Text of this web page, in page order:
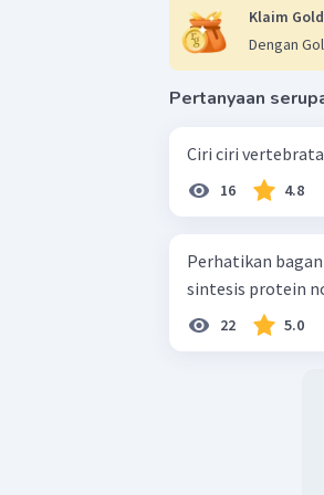
Dalam
sayap
Klaim
Dengan
Pertanyaan
Ciri ciri
16 4.8
Perhatikan bagan sintesis
sintesis protein
22 5.0